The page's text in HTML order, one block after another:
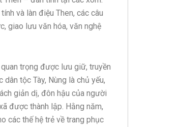
và làn điệu Then, các câu
giao lưu văn hóa, văn nghệ
trọng được lưu giữ, truyền
tộc Tày, Nùng là chủ yếu,
giản dị, đôn hậu của người
được thành lập. Hằng năm,
các thế hệ trẻ về trang phục